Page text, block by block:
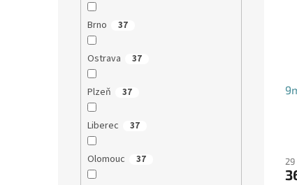
Brno 37
Ostrava 37
Plzeň 37
Liberec 37
Olomouc 37